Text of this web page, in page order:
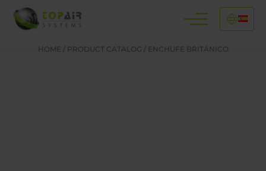
HOME / PRODUCT CATALOG / ENCHUFE BRITÁNICO